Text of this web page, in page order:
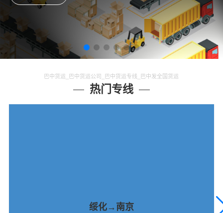
巴中货运_巴中货运公司_巴中货运专线_巴中发全国货运
热门专线
绥化→南京